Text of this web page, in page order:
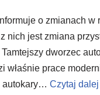
o zmianach w
nich jest zmiana
dworzec
właśnie prace
autokary… Czytaj